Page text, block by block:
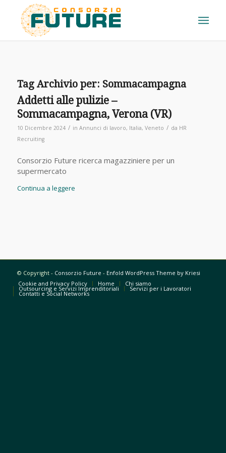
Tag Archivio per: Sommacampagna
Addetti alle pulizie –
Sommacampagna, Verona (VR)
10 Dicembre 2024 / in Annunci di lavoro, Italia, Veneto / da HR
Recruiting
Consorzio Future ricerca magazziniere per un
supermercato
Continua a leggere
© Copyright - Consorzio Future - Enfold WordPress Theme by Kriesi
Cookie and Privacy Policy
Home Chi siamo
Outsourcing e Servizi Imprenditoriali Servizi per i Lavoratori
Contatti e Social Networks